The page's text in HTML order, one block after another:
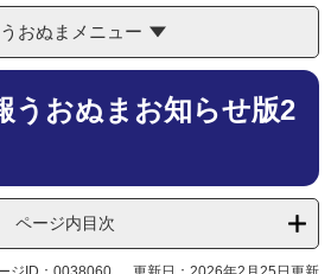
おぬまメニュー
おぬまお知らせ版2
ページ内目次